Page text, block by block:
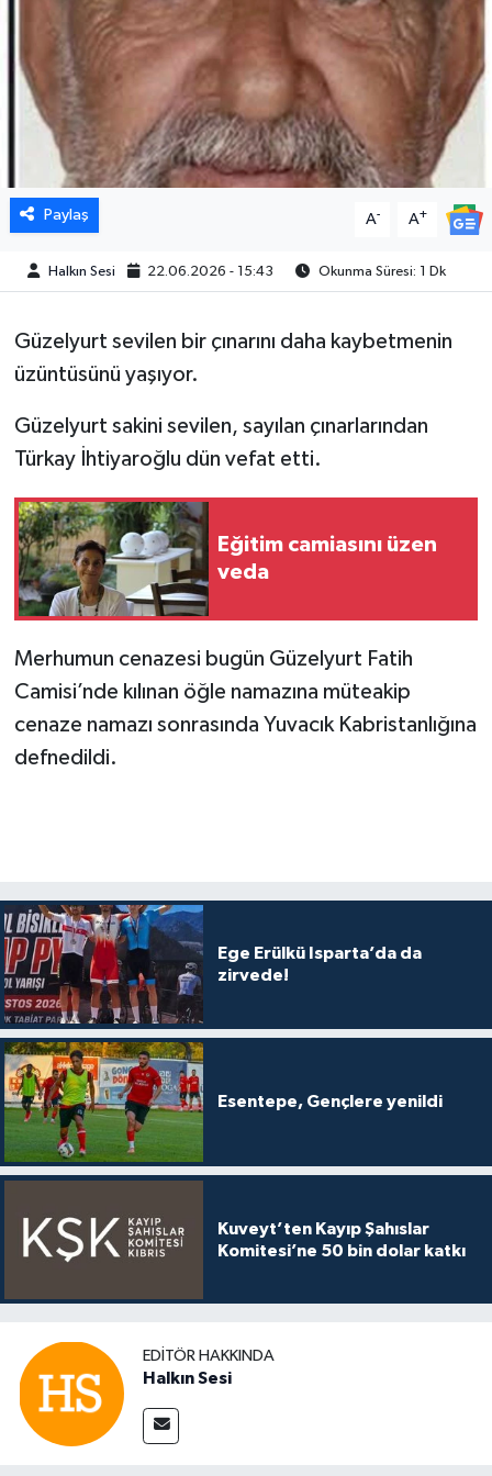
Paylaş A- A+
Halkın Sesi 22.06.2026 - 15:43 Okunma Süresi: 1 Dk
Güzelyurt sevilen bir çınarını daha kaybetmenin
üzüntüsünü yaşıyor.
Güzelyurt sakini sevilen, sayılan çınarlarından
Türkay İhtiyaroğlu dün vefat etti.
Eğitim camiasını üzen
veda
Merhumun cenazesi bugün Güzelyurt Fatih
Camisi’nde kılınan öğle namazına müteakip
cenaze namazı sonrasında Yuvacık Kabristanlığına
defnedildi.
Ege Erülkü Isparta’da da
zirvede!
Esentepe, Gençlere yenildi
Kuveyt’ten Kayıp Şahıslar
Komitesi’ne 50 bin dolar katkı
EDITÖR HAKKINDA
Halkın Sesi